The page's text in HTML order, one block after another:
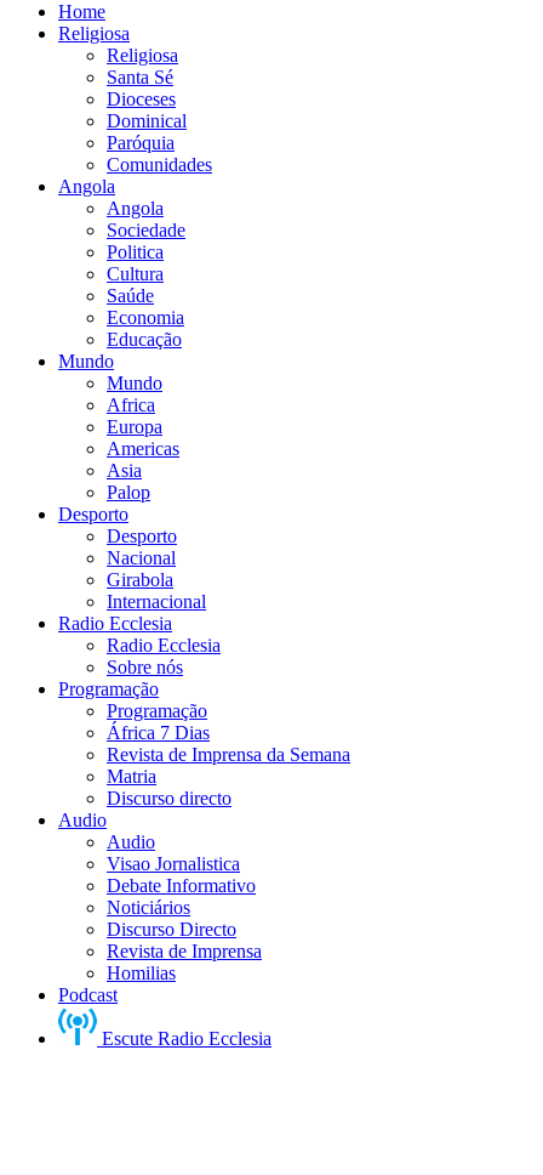
Home
Religiosa
Religiosa
Santa Sé
Dioceses
Dominical
Paróquia
Comunidades
Angola
Angola
Sociedade
Politica
Cultura
Saúde
Economia
Educação
Mundo
Mundo
Africa
Europa
Americas
Asia
Palop
Desporto
Desporto
Nacional
Girabola
Internacional
Radio Ecclesia
Radio Ecclesia
Sobre nós
Programação
Programação
África 7 Dias
Revista de Imprensa da Semana
Matria
Discurso directo
Audio
Audio
Visao Jornalistica
Debate Informativo
Noticiários
Discurso Directo
Revista de Imprensa
Homilias
Podcast
Escute Radio Ecclesia